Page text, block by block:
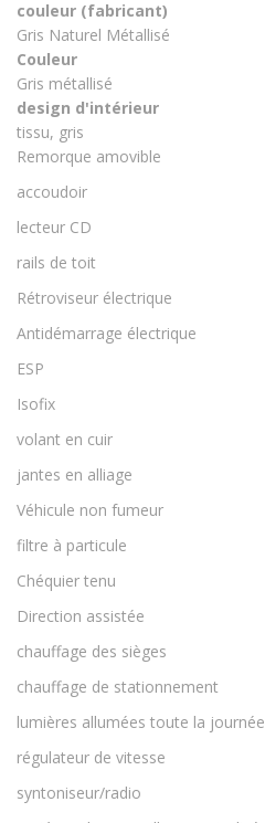
couleur (fabricant)
Gris Naturel Métallisé
Couleur
Gris métallisé
design d'intérieur
tissu, gris
Remorque amovible
accoudoir
lecteur CD
rails de toit
Rétroviseur électrique
Antidémarrage électrique
ESP
Isofix
volant en cuir
jantes en alliage
Véhicule non fumeur
filtre à particule
Chéquier tenu
Direction assistée
chauffage des sièges
chauffage de stationnement
lumières allumées toute la journée
régulateur de vitesse
syntoniseur/radio